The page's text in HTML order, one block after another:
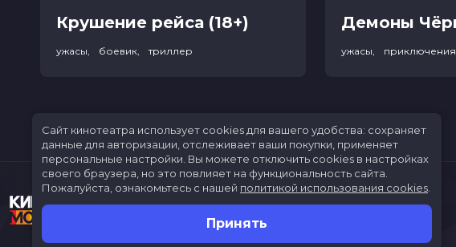
Крушение рейса (18+)
ужасы, боевик, триллер ужасы, приключения
Сайт кинотеатра использует cookies для вашего удобства: сохраняет
данные для авторизации, отслеживает ваши покупки, применяет
персональные настройки. Вы можете отключить cookies в настройках
своего браузера, но это повлияет на функциональность сайта.
Пожалуйста, ознакомьтесь с нашей политикой использования cookies
Принять